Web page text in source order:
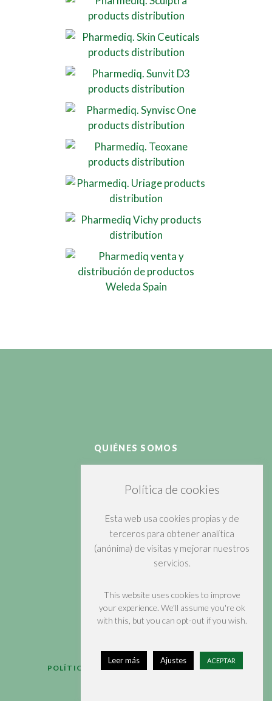
QUIÉNES SOMOS
EQUIPO
LINKEDIN
POLÍTICA DE PRIVACIDAD
AVISO LEGAL
Política de cookies
Esta web usa cookies propias y de
terceros para obtener analítica
(anónima) de visitas y mejorar nuestros
servicios.
This website uses cookies to improve
your experience. We'll assume you're ok
with this, but you can opt-out if you wish.
Leer más Ajustes ACEPTAR